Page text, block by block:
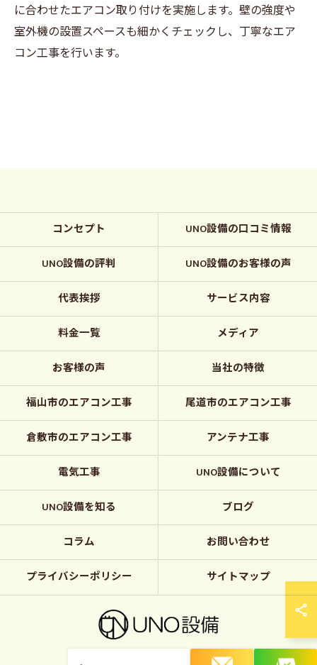
に合わせたエアコン取り付けを実施します。壁の強度や
室外機の設置スペースも細かくチェックし、丁寧なエア
コン工事を行います。
コンセプト UNO設備の口コミ情報
UNO設備の評判 UNO設備のお客様の声
代表挨拶 サービス内容
料金一覧 メディア
お客様の声 当社の特徴
福山市のエアコン工事 尾道市のエアコン工事
倉敷市のエアコン工事 アンテナ工事
電気工事 UNO設備について
UNO設備を知る ブログ
コラム お問い合わせ
プライバシーポリシー サイトマップ